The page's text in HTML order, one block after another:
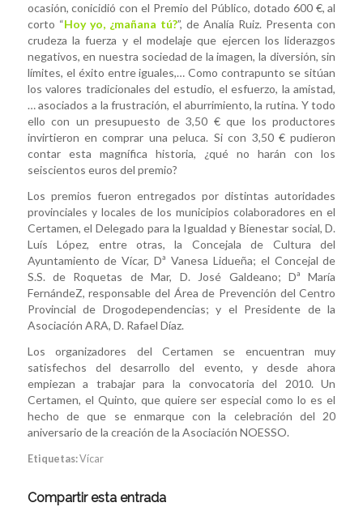
ocasión, conicidió con el Premio del Público, dotado 600 €, al
corto “Hoy yo, ¿mañana tú?”, de Analía Ruiz. Presenta con
crudeza la fuerza y el modelaje que ejercen los liderazgos
negativos, en nuestra sociedad de la imagen, la diversión, sin
límites, el éxito entre iguales,… Como contrapunto se sitúan
los valores tradicionales del estudio, el esfuerzo, la amistad,
… asociados a la frustración, el aburrimiento, la rutina. Y todo
ello con un presupuesto de 3,50 € que los productores
invirtieron en comprar una peluca. Si con 3,50 € pudieron
contar esta magnífica historia, ¿qué no harán con los
seiscientos euros del premio?
Los premios fueron entregados por distintas autoridades
provinciales y locales de los municipios colaboradores en el
Certamen, el Delegado para la Igualdad y Bienestar social, D.
Luís López, entre otras, la Concejala de Cultura del
Ayuntamiento de Vícar, Dª Vanesa Lidueña; el Concejal de
S.S. de Roquetas de Mar, D. José Galdeano; Dª María
FernándeZ, responsable del Área de Prevención del Centro
Provincial de Drogodependencias; y el Presidente de la
Asociación ARA, D. Rafael Díaz.
Los organizadores del Certamen se encuentran muy
satisfechos del desarrollo del evento, y desde ahora
empiezan a trabajar para la convocatoria del 2010. Un
Certamen, el Quinto, que quiere ser especial como lo es el
hecho de que se enmarque con la celebración del 20
aniversario de la creación de la Asociación NOESSO.
Etiquetas:Vícar
Compartir esta entrada